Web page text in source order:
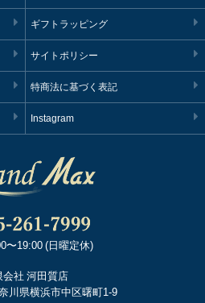
ギフトラッピング
サイトポリシー
特商法に基づく表記
Instagram
〜19:00 (日曜定休)
会社 河田質店
川県横浜市中区曙町1-9